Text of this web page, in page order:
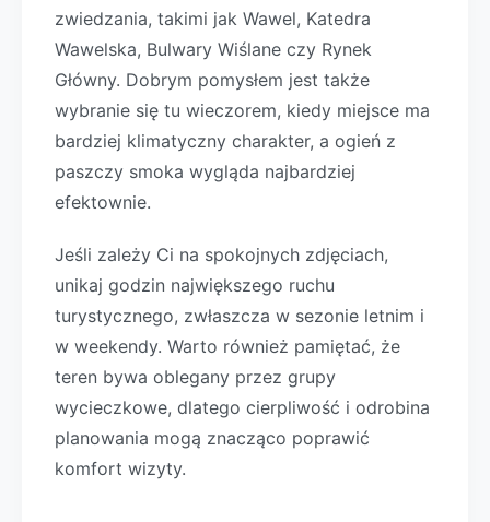
zwiedzania, takimi jak Wawel, Katedra
Wawelska, Bulwary Wiślane czy Rynek
Główny. Dobrym pomysłem jest także
wybranie się tu wieczorem, kiedy miejsce ma
bardziej klimatyczny charakter, a ogień z
paszczy smoka wygląda najbardziej
efektownie.
Jeśli zależy Ci na spokojnych zdjęciach,
unikaj godzin największego ruchu
turystycznego, zwłaszcza w sezonie letnim i
w weekendy. Warto również pamiętać, że
teren bywa oblegany przez grupy
wycieczkowe, dlatego cierpliwość i odrobina
planowania mogą znacząco poprawić
komfort wizyty.